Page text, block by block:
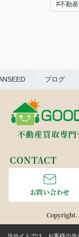
#不動
ブログ
CONTACT
お問い合わせ
Copyright.